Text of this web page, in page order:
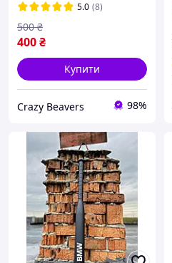
5.0 (8)
400₴
500 ₴
Купити
Crazy Beavers 98%